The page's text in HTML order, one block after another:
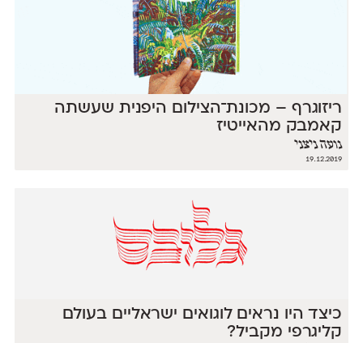
ריזוגרף – מכונת־הצילום היפנית שעשתה
קאמבק מהאייטיז
נועה ניצני
19.12.2019
כיצד היו נראים לוגואים ישראליים בעולם
קליגרפי מקביל?